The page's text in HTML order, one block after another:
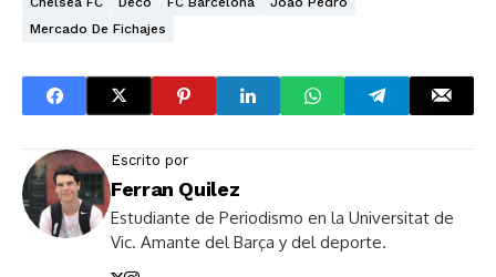
Mercado De Fichajes
Escrito por
Ferran Quilez
Estudiante de Periodismo en la Universitat de
Vic. Amante del Barça y del deporte.